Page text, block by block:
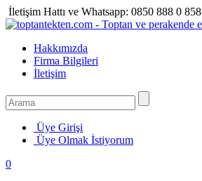
İletişim Hattı ve Whatsapp: 0850 888 0 858
Hakkımızda
Firma Bilgileri
İletişim
Üye Girişi
Üye Olmak İstiyorum
0